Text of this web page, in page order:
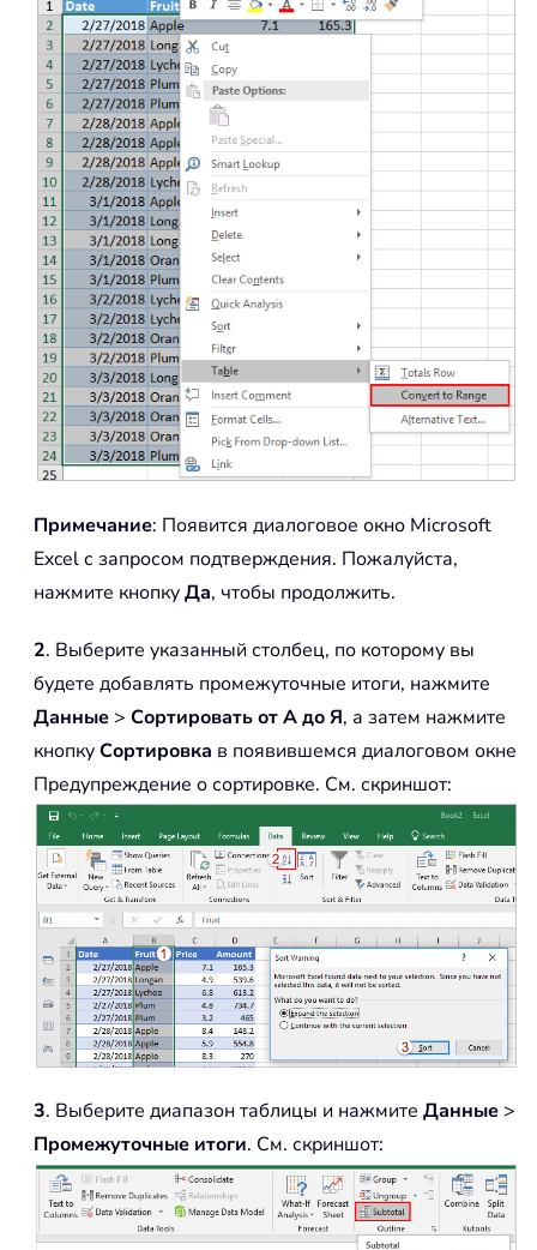
Примечание: Появится диалоговое окно Microsoft
Excel с запросом подтверждения. Пожалуйста,
нажмите кнопкуДа, чтобы продолжить.
2. Выберите указанный столбец, по которому вы
будете добавлять промежуточные итоги, нажмите
Данные > Сортировать от А до Я, а затем нажмите
кнопкуСортировка в появившемся диалоговом окне
Предупреждение о сортировке. См. скриншот:
3. Выберите диапазон таблицы и нажмите Данные >
Промежуточные итоги. См. скриншот: